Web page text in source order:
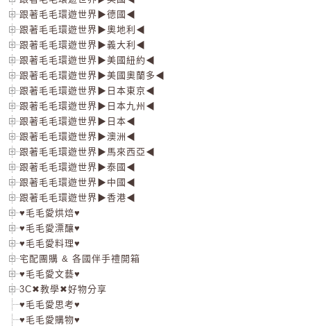
跟著毛毛環遊世界▶德國◀
跟著毛毛環遊世界▶奧地利◀
跟著毛毛環遊世界▶義大利◀
跟著毛毛環遊世界▶美國紐約◀
跟著毛毛環遊世界▶美國奧蘭多◀
跟著毛毛環遊世界▶日本東京◀
跟著毛毛環遊世界▶日本九州◀
跟著毛毛環遊世界▶日本◀
跟著毛毛環遊世界▶澳洲◀
跟著毛毛環遊世界▶馬來西亞◀
跟著毛毛環遊世界▶泰國◀
跟著毛毛環遊世界▶中國◀
跟著毛毛環遊世界▶香港◀
♥毛毛愛烘焙♥
♥毛毛愛漂釀♥
♥毛毛愛料理♥
宅配團購 & 各國伴手禮開箱
♥毛毛愛文藝♥
3C✖教學✖好物分享
♥毛毛愛思考♥
♥毛毛愛購物♥